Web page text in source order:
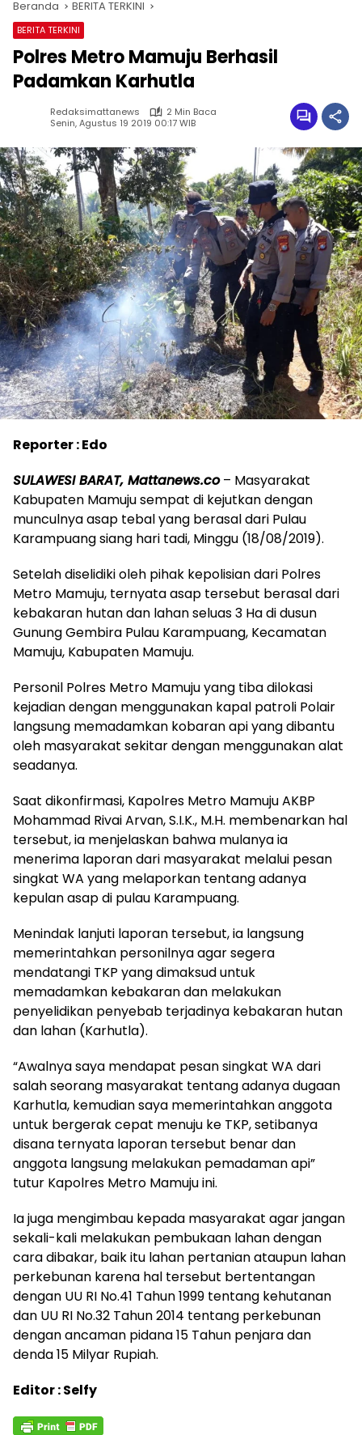
Beranda BERITA TERKINI
BERITA TERKINI
Polres Metro Mamuju Berhasil
Padamkan Karhutla
Redaksimattanews
2 Min Baca
Senin, Agustus 19 2019 00:17 WIB
Reporter : Edo
SULAWESI BARAT, Mattanews.co– Masyarakat
Kabupaten Mamuju sempat di kejutkan dengan
munculnya asap tebal yang berasal dari Pulau
Karampuang siang hari tadi, Minggu (18/08/2019).
Setelah diselidiki oleh pihak kepolisian dari Polres
Metro Mamuju, ternyata asap tersebut berasal dari
kebakaran hutan dan lahan seluas 3 Ha di dusun
Gunung Gembira Pulau Karampuang, Kecamatan
Mamuju, Kabupaten Mamuju.
Personil Polres Metro Mamuju yang tiba dilokasi
kejadian dengan menggunakan kapal patroli Polair
langsung memadamkan kobaran api yang dibantu
oleh masyarakat sekitar dengan menggunakan alat
seadanya.
Saat dikonfirmasi, Kapolres Metro Mamuju AKBP
Mohammad Rivai Arvan, S.I.K., M.H. membenarkan hal
tersebut, ia menjelaskan bahwa mulanya ia
menerima laporan dari masyarakat melalui pesan
singkat WA yang melaporkan tentang adanya
kepulan asap di pulau Karampuang.
Menindak lanjuti laporan tersebut, ia langsung
memerintahkan personilnya agar segera
mendatangi TKP yang dimaksud untuk
memadamkan kebakaran dan melakukan
penyelidikan penyebab terjadinya kebakaran hutan
dan lahan (Karhutla).
“Awalnya saya mendapat pesan singkat WA dari
salah seorang masyarakat tentang adanya dugaan
Karhutla, kemudian saya memerintahkan anggota
untuk bergerak cepat menuju ke TKP, setibanya
disana ternyata laporan tersebut benar dan
anggota langsung melakukan pemadaman api”
tutur Kapolres Metro Mamuju ini.
Ia juga mengimbau kepada masyarakat agar jangan
sekali-kali melakukan pembukaan lahan dengan
cara dibakar, baik itu lahan pertanian ataupun lahan
perkebunan karena hal tersebut bertentangan
dengan UU RI No.41 Tahun 1999 tentang kehutanan
dan UU RI No.32 Tahun 2014 tentang perkebunan
dengan ancaman pidana 15 Tahun penjara dan
denda 15 Milyar Rupiah.
Editor : Selfy